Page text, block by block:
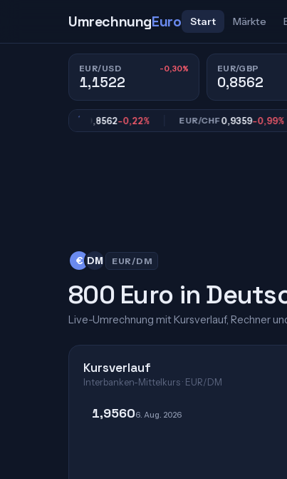
UmrechnungEuro Start Märkte
EUR/USD -0,30%
1,1522
EUR/GBP
0,8562
0,8562 -0,22% EUR/CHF0,9359-0,99%
€ DM EUR/DM
800 Euro in
Live-Umrechnung mit Kursverlauf, Rechner
Kursverlauf
Interbanken-Mittelkurs · EUR/DM
1,95606. Aug. 2026